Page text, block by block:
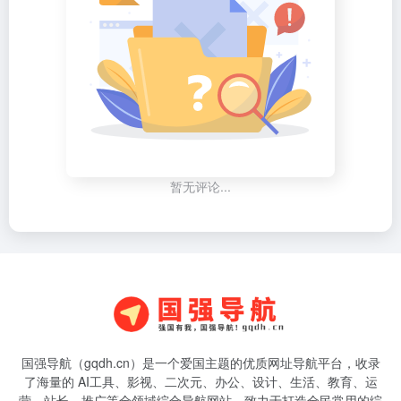
暂无评论...
国强导航（gqdh.cn）是一个爱国主题的优质网址导航平台，收录
了海量的 AI工具、影视、二次元、办公、设计、生活、教育、运